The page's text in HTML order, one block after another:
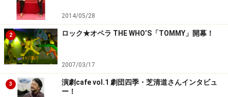
2014/05/28
2 ロック★オペラ THE WHO’S「TOMMY」開幕！
2007/03/17
3
演劇cafe vol.1 劇団四季・芝清道さんインタビュ
ー！